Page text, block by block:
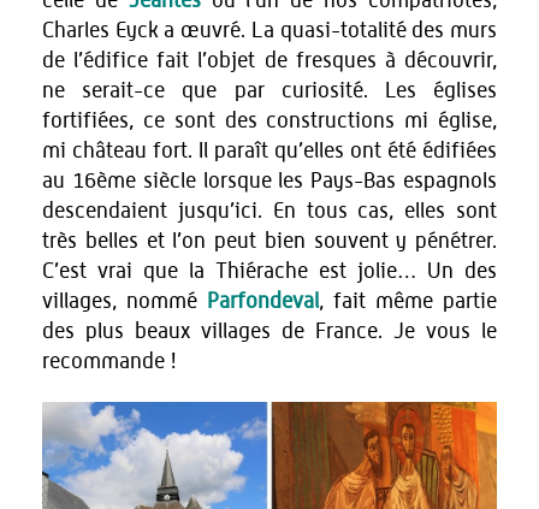
Charles Eyck a œuvré. La quasi-totalité des murs
de l’édifice fait l’objet de fresques à découvrir,
ne serait-ce que par curiosité. Les églises
fortifiées, ce sont des constructions mi église,
mi château fort. Il paraît qu’elles ont été édifiées
au 16ème siècle lorsque les Pays-Bas espagnols
descendaient jusqu’ici. En tous cas, elles sont
très belles et l’on peut bien souvent y pénétrer.
C’est vrai que la Thiérache est jolie… Un des
villages, nommé
Parfondeval, fait même partie
des plus beaux villages de France. Je vous le
recommande !